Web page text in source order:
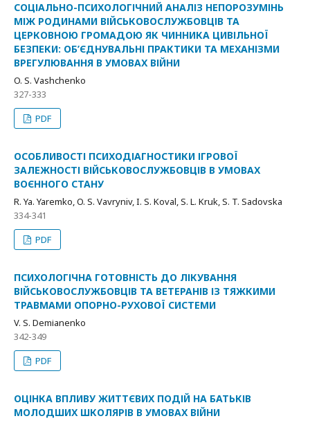
СОЦІАЛЬНО-ПСИХОЛОГІЧНИЙ АНАЛІЗ НЕПОРОЗУМІНЬ
МІЖ РОДИНАМИ ВІЙСЬКОВОСЛУЖБОВЦІВ ТА
ЦЕРКОВНОЮ ГРОМАДОЮ ЯК ЧИННИКА ЦИВІЛЬНОЇ
БЕЗПЕКИ: ОБ’ЄДНУВАЛЬНІ ПРАКТИКИ ТА МЕХАНІЗМИ
ВРЕГУЛЮВАННЯ В УМОВАХ ВІЙНИ
O. S. Vashchenko
327-333
PDF
ОСОБЛИВОСТІ ПСИХОДІАГНОСТИКИ ІГРОВОЇ
ЗАЛЕЖНОСТІ ВІЙСЬКОВОСЛУЖБОВЦІВ В УМОВАХ
ВОЄННОГО СТАНУ
R. Ya. Yaremko, O. S. Vavryniv, I. S. Koval, S. L. Kruk, S. T. Sadovska
334-341
PDF
ПСИХОЛОГІЧНА ГОТОВНІСТЬ ДО ЛІКУВАННЯ
ВІЙСЬКОВОСЛУЖБОВЦІВ ТА ВЕТЕРАНІВ ІЗ ТЯЖКИМИ
ТРАВМАМИ ОПОРНО-РУХОВОЇ СИСТЕМИ
V. S. Demіanenko
342-349
PDF
ОЦІНКА ВПЛИВУ ЖИТТЄВИХ ПОДІЙ НА БАТЬКІВ
МОЛОДШИХ ШКОЛЯРІВ В УМОВАХ ВІЙНИ